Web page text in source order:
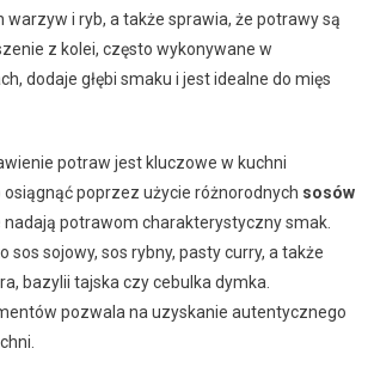
i ryb, a także sprawia, że potrawy są
z kolei, często wykonywane w
dodaje głębi smaku i jest idealne do mięs
potraw jest kluczowe w kuchni
poprzez użycie różnorodnych sosów
nadają potrawom charakterystyczny smak.
sos sojowy, sos rybny, pasty curry, a także
bazylii tajska czy cebulka dymka.
pozwala na uzyskanie autentycznego